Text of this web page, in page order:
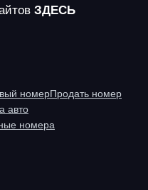
ЗДЕСЬ
номерПродать номер
авто
номера